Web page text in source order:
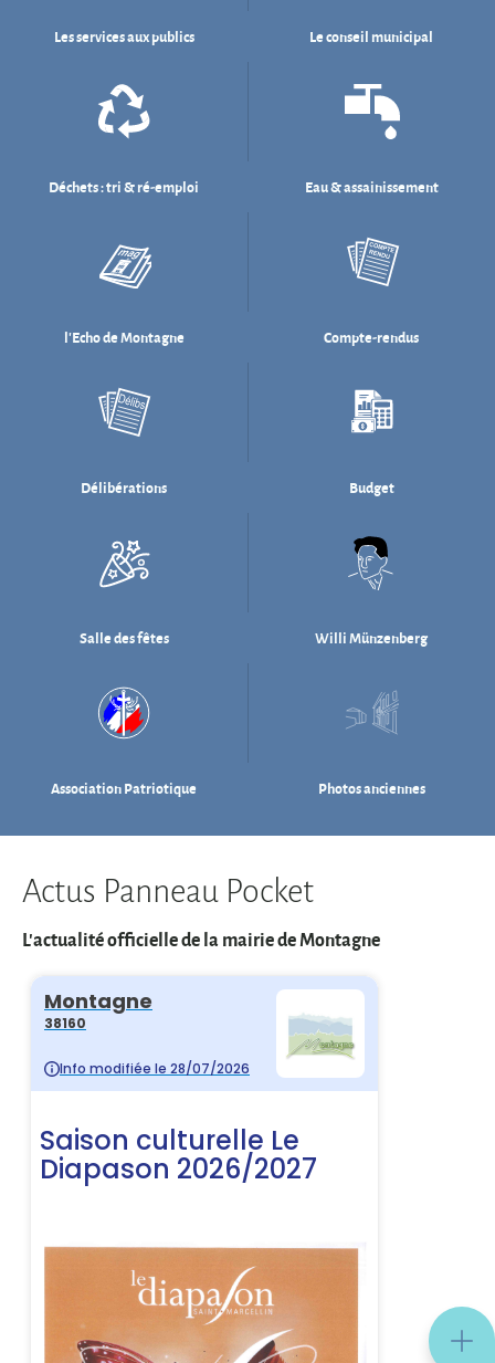
Déchets : tri & ré-emploi Eau & assainissement
l'Echo de Montagne Compte-rendus
Délibérations Budget
Salle des fêtes Willi Münzenberg
Association Patriotique Photos anciennes
Actus Panneau Pocket
L'actualité officielle de la mairie de Montagne